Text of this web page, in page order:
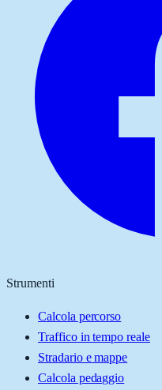
Strumenti
Calcola percorso
Traffico in tempo reale
Stradario e mappe
Calcola pedaggio